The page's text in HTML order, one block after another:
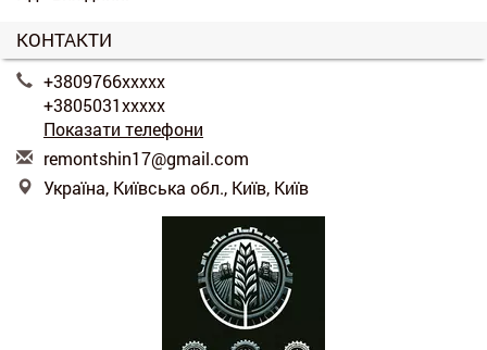
КОНТАКТИ
+3809766xxxxx
+3805031xxxxx
Показати телефони
remontshin17@gmail.com
Україна, Київська обл., Київ, Київ